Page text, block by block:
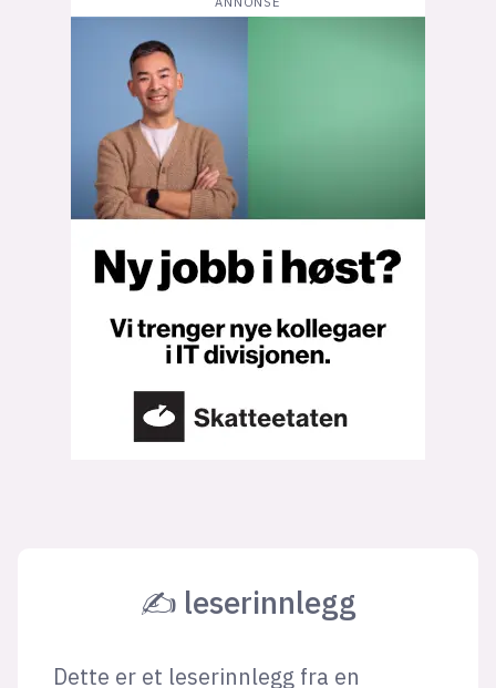
✍ leserinnlegg
Dette er et leserinnlegg fra en